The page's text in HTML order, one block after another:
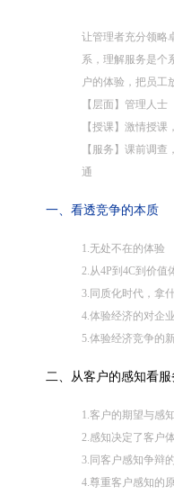
让管理者充分领略
系，理解服务是个
户的体验，把员工
【层面】管理人士
【授课】激情授课
【服务】课前调
通
一、看透竞争的本质
1.无处不在的体验
2.从4P到4C到价值
3.同质化时代，拿
4.体验经济的对企
5.体验经济竞争的
二、从客户的感知看服
1.客户的期望与感
2.感知决定了客户
3.同客户感知争辩
4.尊重客户感知的